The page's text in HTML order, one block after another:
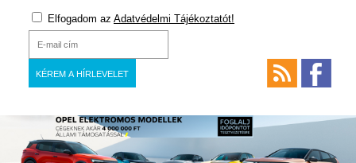
Elfogadom az Adatvédelmi Tájékoztatót!